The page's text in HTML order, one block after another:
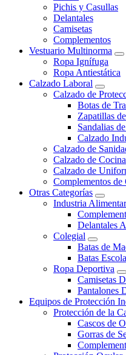
Pichis y Casullas
Delantales
Camisetas
Complementos
Vestuario Multinorma
Ropa Ignífuga
Ropa Antiestática
Calzado Laboral
Calzado de
Botas de
Zapatillas
Sandalias
Calzado
Calzado de
Calzado de Cocina
Calzado de
Complementos de
Otras Categorías
Industria
Delantales
Colegial
Batas de
Batas
Ropa Deportiva
Camisetas
Pantalones
Equipos de Protección
Protección de la
Cascos de
Gorras de